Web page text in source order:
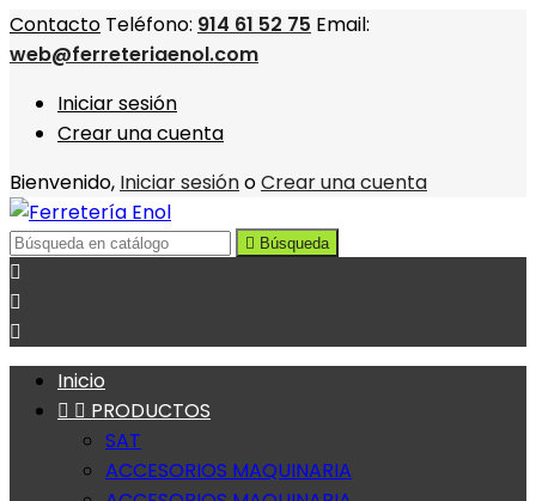
Contacto Teléfono: 914 61 52 75 Email:
web@ferreteriaenol.com
Iniciar sesión
Crear una cuenta
Bienvenido, Iniciar sesiónoCrear una cuenta
 Búsqueda



Inicio
  PRODUCTOS
SAT
ACCESORIOS MAQUINARIA